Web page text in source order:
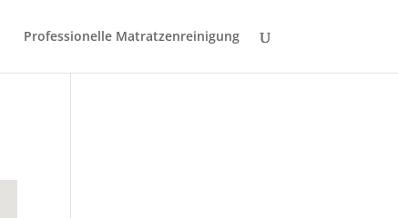
Professionelle Matratzenreinigung